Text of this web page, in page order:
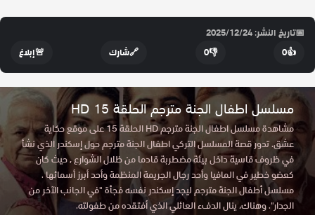
📅تاريخ النشر: 2025/12/24
👍
0
👎
0
🔗شارك 🚨إبلاغ
مسلسل اطفال الجنة مترجم الحلقة 15 HD
مشاهدة مسلسل اطفال الجنة مترجم HD الحلقة 15 على موقع حكاية
عشق. تدور قصة المسلسل التركي اطفال الجنة مترجم حول إسكندر الذي نشأ
في ظروف قاسية داخل بيئة مضطربة قادما من ظلال الشوارع , حيث كان
كعضو خطير في المافيا وأحد رجال الجريمة المنظمة وأحد أبرز أسمائها .
مسلسل أطفال الجنة مترجم ليجد إسكندر نفسه فجأة "في الجانب الآخر من
الجدار". وهناك، ينال الدفء العائلي الذي أفتقده من طفولته.